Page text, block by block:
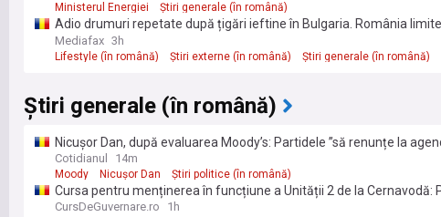
Ministerul Energiei Știri generale (în română)
Adio drumuri repetate după țigări ieftine în Bulgaria. România
în 40 de zile
Mediafax 3h
Lifestyle (în română) Știri externe (în română) Știri generale (în română)
Știri generale (în română)
Nicușor Dan, după evaluarea Moody’s: Partidele ”să renunțe la
Cotidianul 14m
Moody Nicușor Dan Știri politice (în română)
Cursa pentru menținerea în funcțiune a Unității 2 de la Cernavodă:
fost scufundate în Dunăre – operațiunea a durat 11 ore
CursDeGuvernare.ro 1h